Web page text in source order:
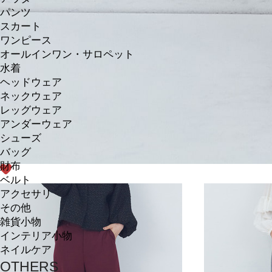
パンツ
スカート
ワンピース
オールインワン・サロペット
水着
ヘッドウェア
ネックウェア
レッグウェア
アンダーウェア
シューズ
バッグ
財布
ベルト
アクセサリ
その他
雑貨小物
インテリア小物
ネイルケア
OTHERS